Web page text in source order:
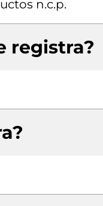
n.c.p.
registra?